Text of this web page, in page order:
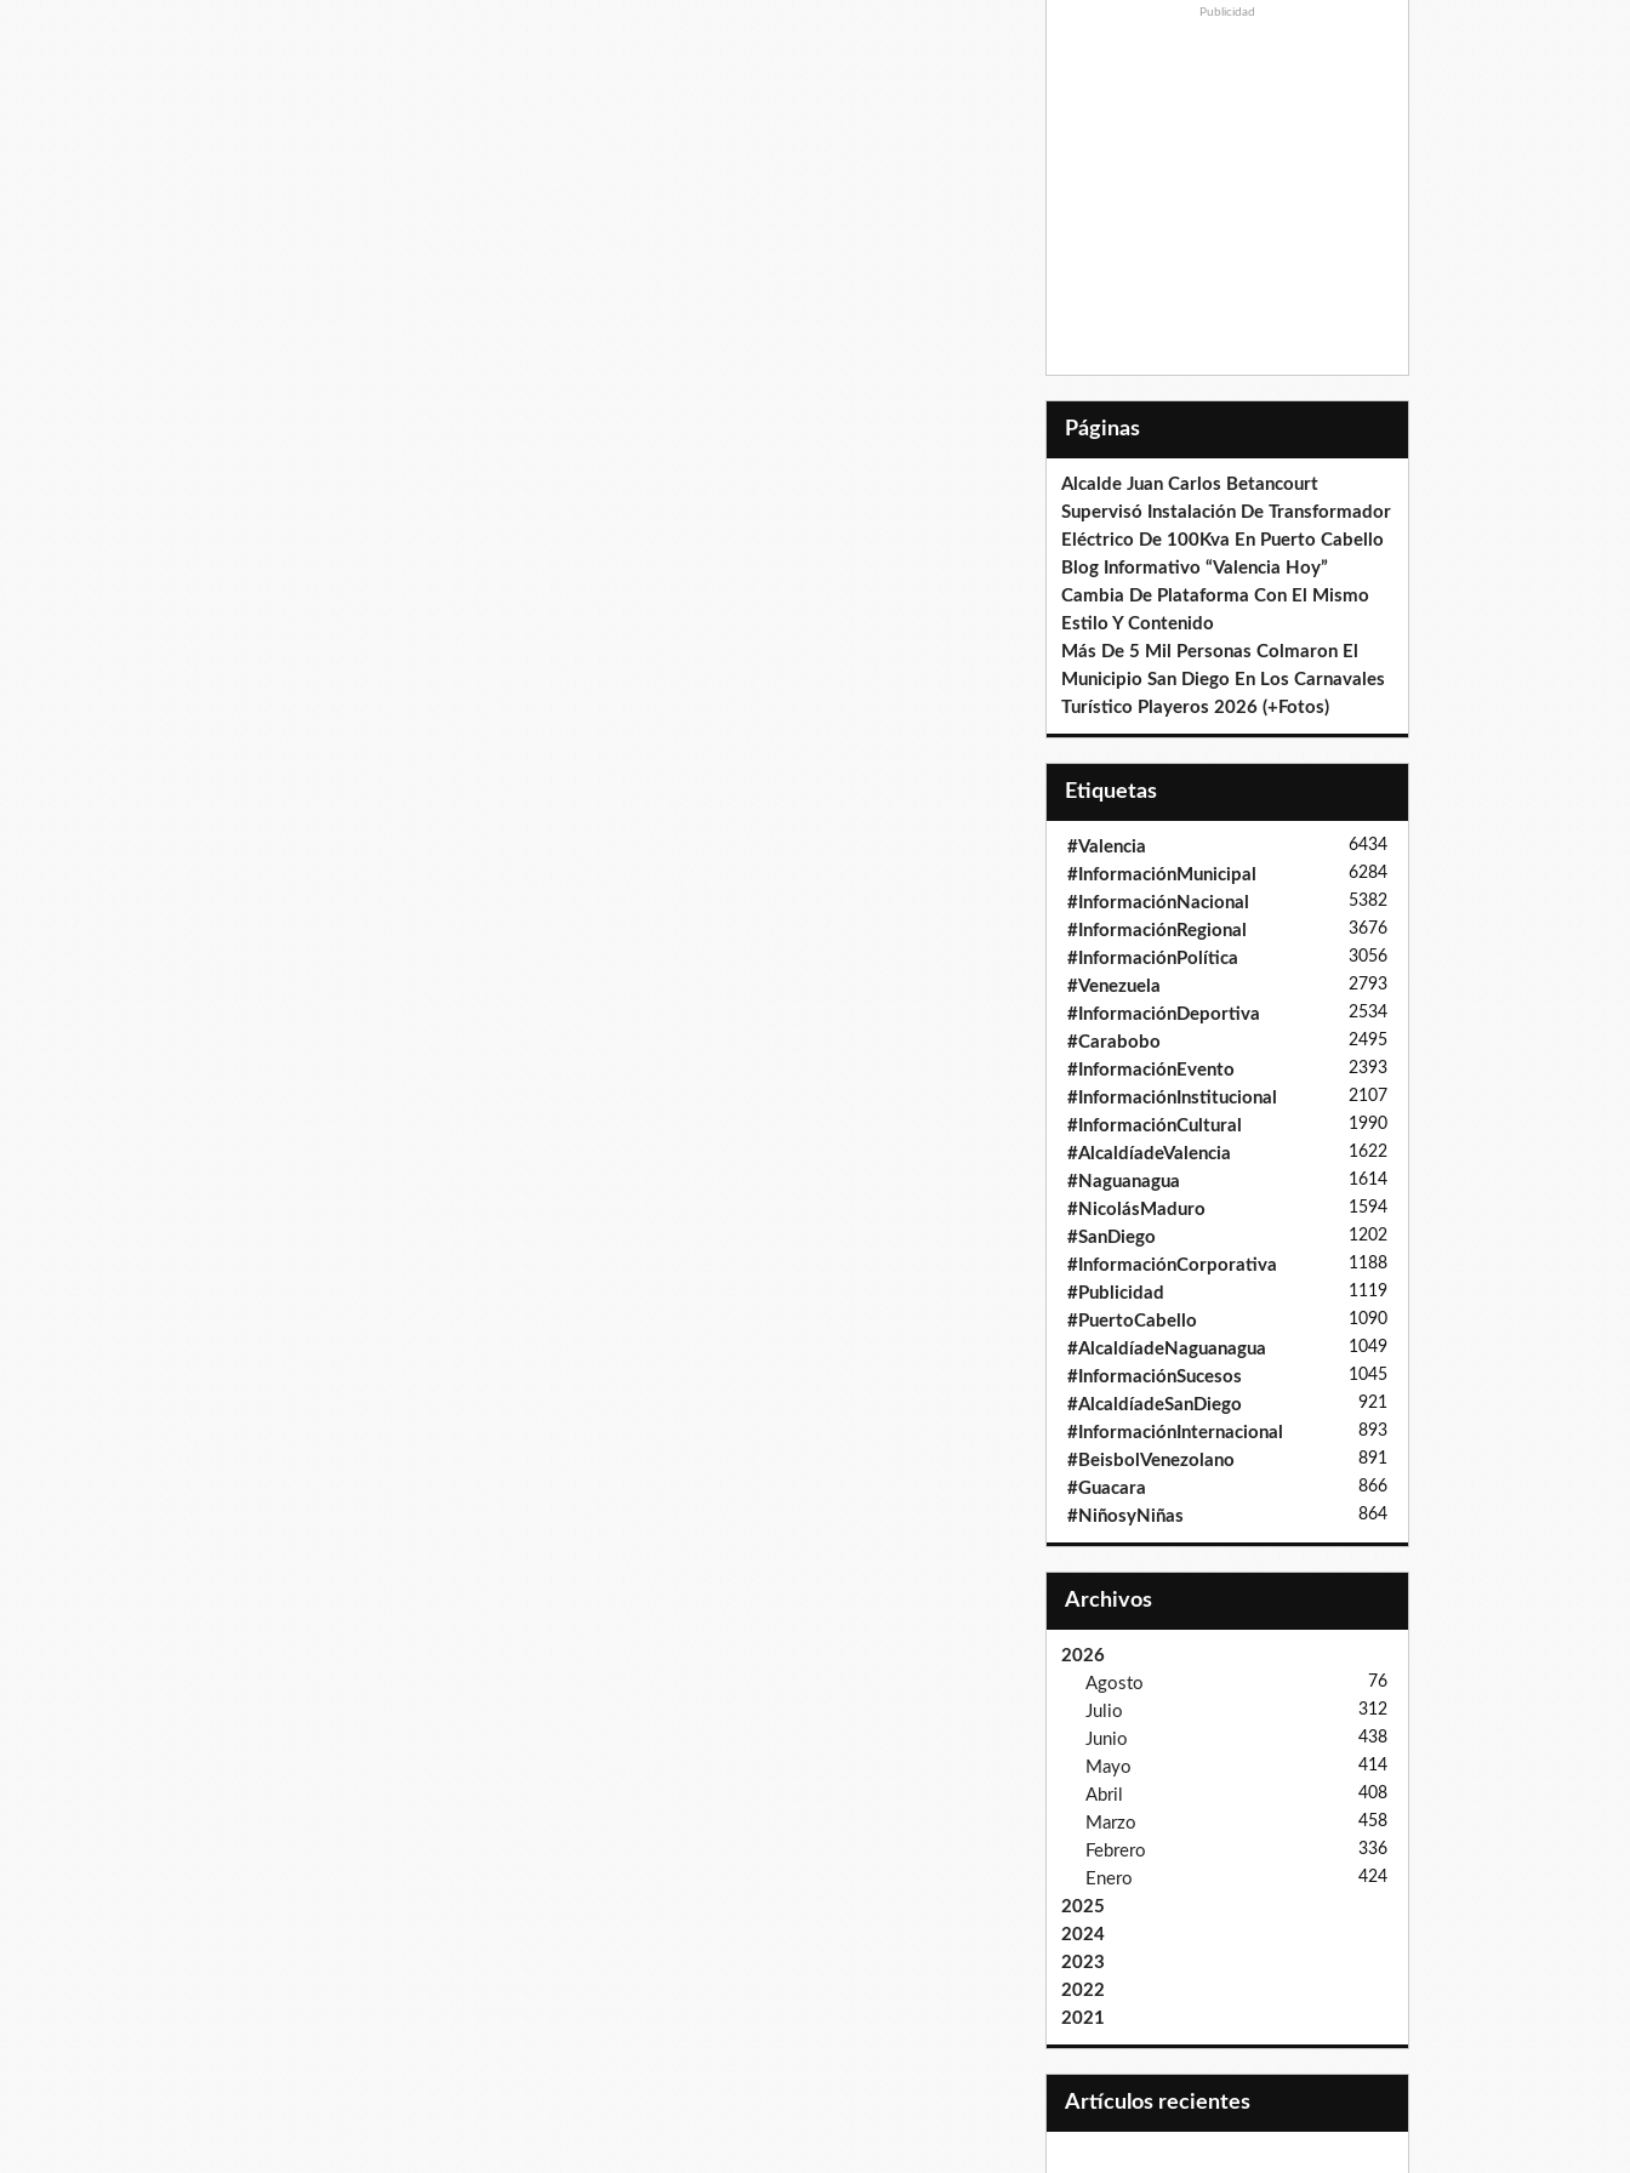
Publicidad
Páginas
Alcalde Juan Carlos Betancourt
Supervisó Instalación De Transformador
Eléctrico De 100Kva En Puerto Cabello
Blog Informativo “Valencia Hoy”
Cambia De Plataforma Con El Mismo
Estilo Y Contenido
Más De 5 Mil Personas Colmaron El
Municipio San Diego En Los Carnavales
Turístico Playeros 2026 (+Fotos)
Etiquetas
#Valencia 6434
#InformaciónMunicipal 6284
#InformaciónNacional 5382
#InformaciónRegional 3676
#InformaciónPolítica 3056
#Venezuela 2793
#InformaciónDeportiva 2534
#Carabobo 2495
#InformaciónEvento 2393
#InformaciónInstitucional 2107
#InformaciónCultural 1990
#AlcaldíadeValencia 1622
#Naguanagua 1614
#NicolásMaduro 1594
#SanDiego 1202
#InformaciónCorporativa 1188
#Publicidad 1119
#PuertoCabello 1090
#AlcaldíadeNaguanagua 1049
#InformaciónSucesos 1045
#AlcaldíadeSanDiego 921
#InformaciónInternacional 893
#BeisbolVenezolano 891
#Guacara 866
#NiñosyNiñas 864
Archivos
2026
Agosto
76
Julio 312
Junio 438
Mayo 414
Abril 408
Marzo 458
Febrero 336
Enero 424
2025
2024
2023
2022
2021
Artículos recientes